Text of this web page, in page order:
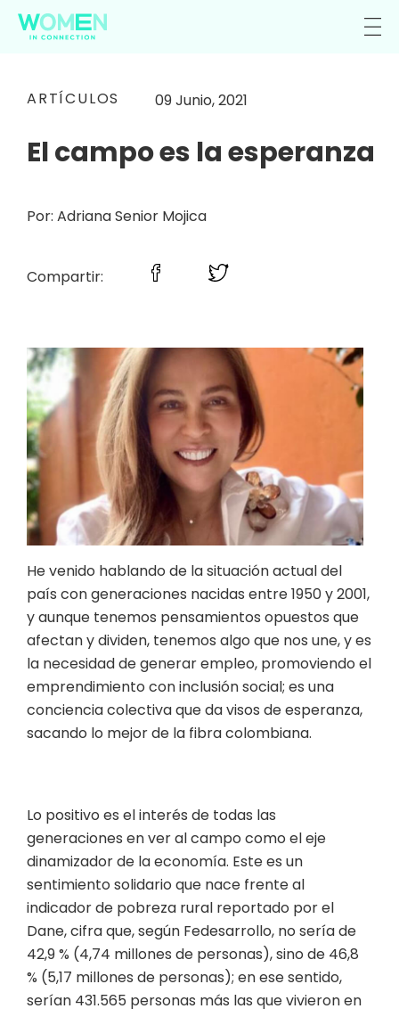
ARTÍCULOS 09 Junio, 2021
El campo es la esperanza
Por: Adriana Senior Mojica
Compartir:
He venido hablando de la situación actual del
país con generaciones nacidas entre 1950 y 2001,
y aunque tenemos pensamientos opuestos que
afectan y dividen, tenemos algo que nos une, y es
la necesidad de generar empleo, promoviendo el
emprendimiento con inclusión social; es una
conciencia colectiva que da visos de esperanza,
sacando lo mejor de la fibra colombiana.
Lo positivo es el interés de todas las
generaciones en ver al campo como el eje
dinamizador de la economía. Este es un
sentimiento solidario que nace frente al
indicador de pobreza rural reportado por el
Dane, cifra que, según Fedesarrollo, no sería de
42,9 % (4,74 millones de personas), sino de 46,8
% (5,17 millones de personas); en ese sentido,
serían 431.565 personas más las que vivieron en